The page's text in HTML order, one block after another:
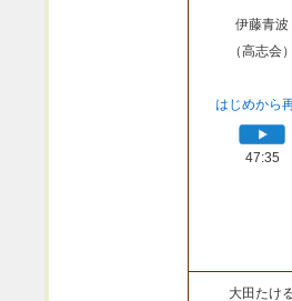
伊藤青波
（高志会）
はじめから
47:35
大田たけ